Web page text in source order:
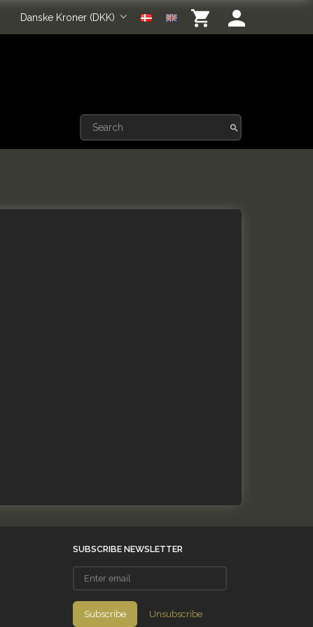
Danske Kroner (DKK)
SUBSCRIBE NEWSLETTER
email
Subscribe Unsubscribe